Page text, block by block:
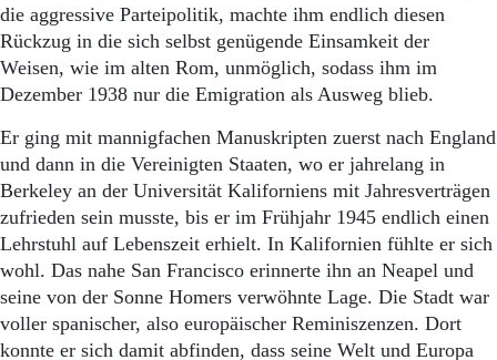
die aggressive Parteipolitik, machte ihm endlich diesen
Rückzug in die sich selbst genügende Einsamkeit der
Weisen, wie im alten Rom, unmöglich, sodass ihm im
Dezember 1938 nur die Emigration als Ausweg blieb.
Er ging mit mannigfachen Manuskripten zuerst nach England
und dann in die Vereinigten Staaten, wo er jahrelang in
Berkeley an der Universität Kaliforniens mit Jahresverträgen
zufrieden sein musste, bis er im Frühjahr 1945 endlich einen
Lehrstuhl auf Lebenszeit erhielt. In Kalifornien fühlte er sich
wohl. Das nahe San Francisco erinnerte ihn an Neapel und
seine von der Sonne Homers verwöhnte Lage. Die Stadt war
voller spanischer, also europäischer Reminiszenzen. Dort
konnte er sich damit abfinden, dass seine Welt und Europa